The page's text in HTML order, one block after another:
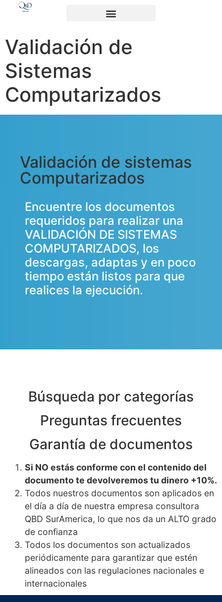
Validación de
Sistemas
Computarizados
Validación de sistemas
Computarizados
Encuentre los documentos
requeridos para realizar una
VALIDACIÓN DE SISTEMAS
COMPUTARIZADOS, los
descargas, adaptas y en poco
tiempo están listos para que
realices la ejecución.
Búsqueda por categorías
Preguntas frecuentes
Garantía de documentos
Si NO estás conforme con el contenido del
documento te devolveremos tu dinero +10%.
Todos nuestros documentos son aplicados en
el día a día de nuestra empresa consultora
QBD SurAmerica, lo que nos da un ALTO grado
de confianza
Todos los documentos son actualizados
periódicamente para garantizar que estén
alineados con las regulaciones nacionales e
internacionales